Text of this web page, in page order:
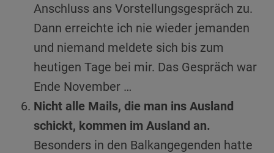
Anschluss ans Vorstellungsgespräch zu.
Dann erreichte ich nie wieder jemanden
und niemand meldete sich bis zum
heutigen Tage bei mir. Das Gespräch war
Ende November …
Nicht alle Mails, die man ins Ausland
schickt, kommen im Ausland an.
Besonders in den Balkangegenden hatte